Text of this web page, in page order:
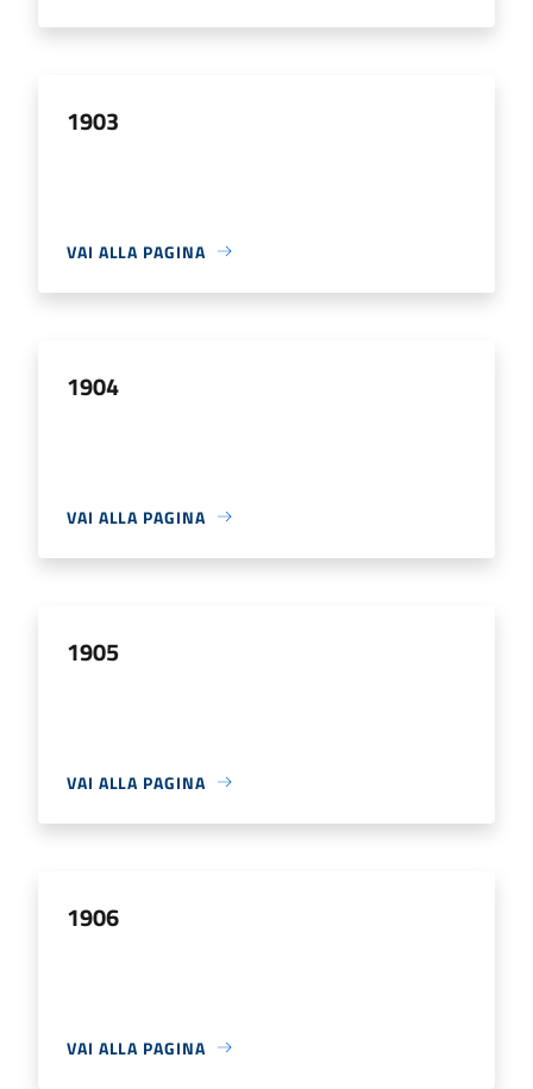
1903
VAI ALLA PAGINA
1904
VAI ALLA PAGINA
1905
VAI ALLA PAGINA
1906
VAI ALLA PAGINA